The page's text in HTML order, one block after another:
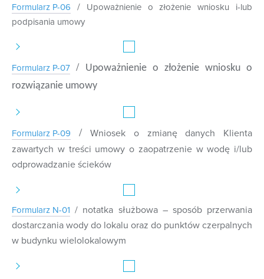
Formularz P-06 /
Upoważnienie o złożenie wniosku i-lub
podpisania umowy
Formularz P-07 /
Upoważnienie o złożenie wniosku o
rozwiązanie umowy
Formularz P-09 /Wniosek o zmianę danych Klienta
zawartych w treści umowy o zaopatrzenie w wodę i/lub
odprowadzanie ścieków
Formularz N-01 / notatka służbowa – sposób przerwania
dostarczania wody do lokalu oraz do punktów czerpalnych
w budynku wielolokalowym